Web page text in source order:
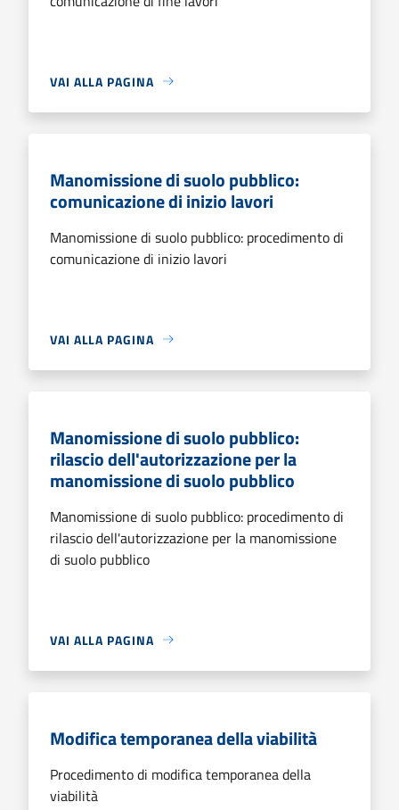
VAI ALLA PAGINA
Manomissione di suolo pubblico:
comunicazione di inizio lavori
Manomissione di suolo pubblico: procedimento di
comunicazione di inizio lavori
VAI ALLA PAGINA
Manomissione di suolo pubblico:
rilascio dell'autorizzazione per la
manomissione di suolo pubblico
Manomissione di suolo pubblico: procedimento di
rilascio dell'autorizzazione per la manomissione
di suolo pubblico
VAI ALLA PAGINA
Modifica temporanea della viabilità
Procedimento di modifica temporanea della
viabilità